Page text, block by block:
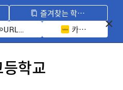
즐겨찾는 학교 모아보기
URL 복사 카카오톡 공유
학교